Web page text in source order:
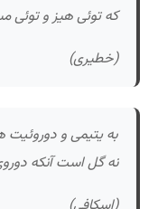
که توئی هیز و
(خطیری)
به یتیمی و
نه گل است آنکه